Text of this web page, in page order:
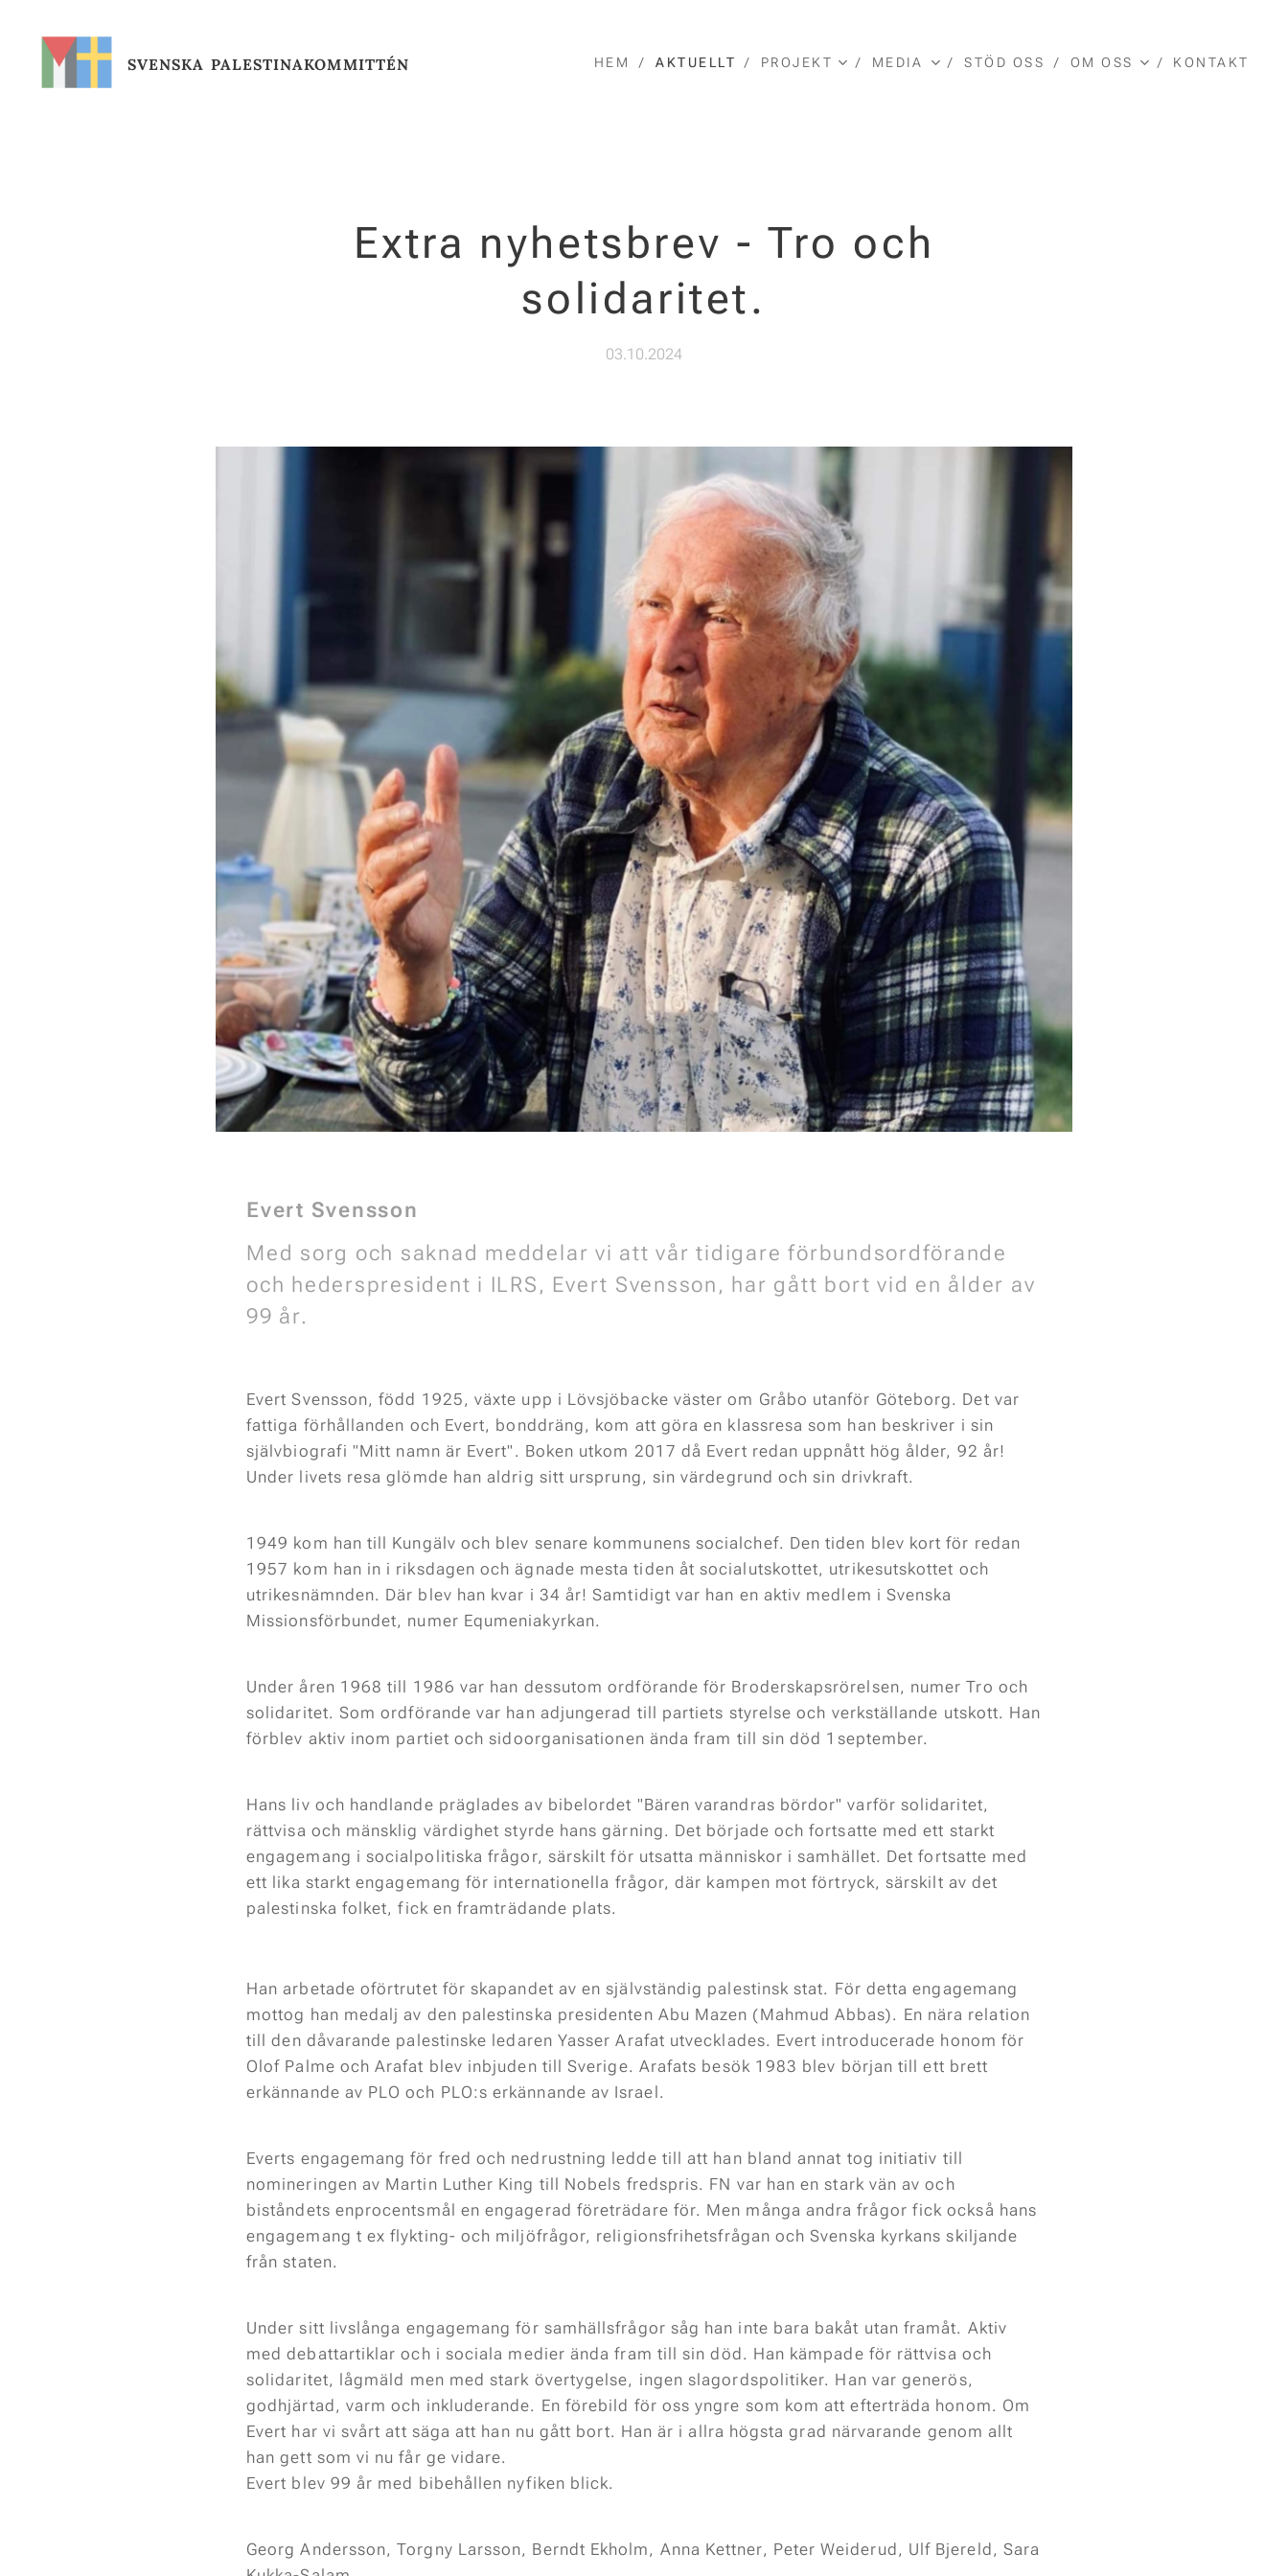
SVENSKA PALESTINAKOMMITTÉN HEM AKTUELLT PROJEKT MEDIA STÖD OSS OM OSS KONTAKT
Extra nyhetsbrev - Tro och
solidaritet.
03.10.2024
Evert Svensson
Med sorg och saknad meddelar vi att vår tidigare förbundsordförande
och hederspresident i ILRS, Evert Svensson, har gått bort vid en ålder av
99 år.
Evert Svensson, född 1925, växte upp i Lövsjöbacke väster om Gråbo utanför Göteborg. Det var
fattiga förhållanden och Evert, bonddräng, kom att göra en klassresa som han beskriver i sin
självbiografi "Mitt namn är Evert". Boken utkom 2017 då Evert redan uppnått hög ålder, 92 år!
Under livets resa glömde han aldrig sitt ursprung, sin värdegrund och sin drivkraft.
1949 kom han till Kungälv och blev senare kommunens socialchef. Den tiden blev kort för redan
1957 kom han in i riksdagen och ägnade mesta tiden åt socialutskottet, utrikesutskottet och
utrikesnämnden. Där blev han kvar i 34 år! Samtidigt var han en aktiv medlem i Svenska
Missionsförbundet, numer Equmeniakyrkan.
Under åren 1968 till 1986 var han dessutom ordförande för Broderskapsrörelsen, numer Tro och
solidaritet. Som ordförande var han adjungerad till partiets styrelse och verkställande utskott. Han
förblev aktiv inom partiet och sidoorganisationen ända fram till sin död 1september.
Hans liv och handlande präglades av bibelordet "Bären varandras bördor" varför solidaritet,
rättvisa och mänsklig värdighet styrde hans gärning. Det började och fortsatte med ett starkt
engagemang i socialpolitiska frågor, särskilt för utsatta människor i samhället. Det fortsatte med
ett lika starkt engagemang för internationella frågor, där kampen mot förtryck, särskilt av det
palestinska folket, fick en framträdande plats.
Han arbetade oförtrutet för skapandet av en självständig palestinsk stat. För detta engagemang
mottog han medalj av den palestinska presidenten Abu Mazen (Mahmud Abbas). En nära relation
till den dåvarande palestinske ledaren Yasser Arafat utvecklades. Evert introducerade honom för
Olof Palme och Arafat blev inbjuden till Sverige. Arafats besök 1983 blev början till ett brett
erkännande av PLO och PLO:s erkännande av Israel.
Everts engagemang för fred och nedrustning ledde till att han bland annat tog initiativ till
nomineringen av Martin Luther King till Nobels fredspris. FN var han en stark vän av och
biståndets enprocentsmål en engagerad företrädare för. Men många andra frågor fick också hans
engagemang t ex flykting- och miljöfrågor, religionsfrihetsfrågan och Svenska kyrkans skiljande
från staten.
Under sitt livslånga engagemang för samhällsfrågor såg han inte bara bakåt utan framåt. Aktiv
med debattartiklar och i sociala medier ända fram till sin död. Han kämpade för rättvisa och
solidaritet, lågmäld men med stark övertygelse, ingen slagordspolitiker. Han var generös,
godhjärtad, varm och inkluderande. En förebild för oss yngre som kom att efterträda honom. Om
Evert har vi svårt att säga att han nu gått bort. Han är i allra högsta grad närvarande genom allt
han gett som vi nu får ge vidare.
Evert blev 99 år med bibehållen nyfiken blick.
Georg Andersson, Torgny Larsson, Berndt Ekholm, Anna Kettner, Peter Weiderud, Ulf Bjereld, Sara